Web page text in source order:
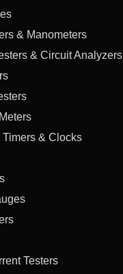
& Manometers
& Circuit Analyzers
& Clocks
Testers